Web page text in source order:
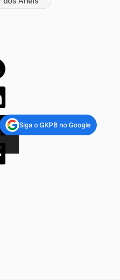
Siga o GKPB no Google